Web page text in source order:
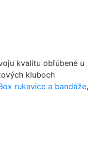
kvalitu obľúbené u
kluboch
rukavice a bandáže,